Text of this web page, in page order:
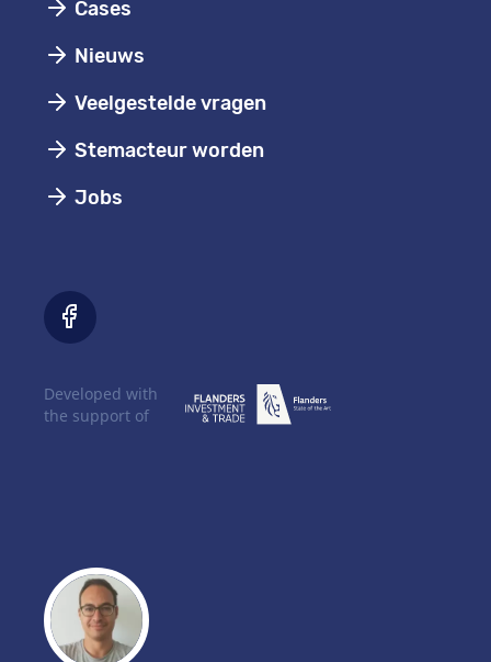
Cases
Nieuws
Veelgestelde vragen
Stemacteur worden
Jobs
Developed with
the support of